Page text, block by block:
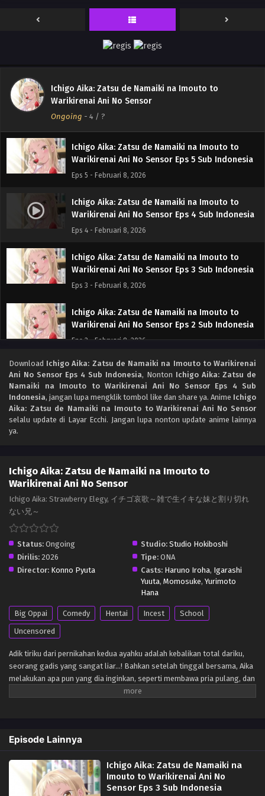
Ichigo Aika: Zatsu de Namaiki na Imouto to
Warikirenai Ani No Sensor
Ongoing - 4 / ?
Indonesia
Eps 8 - April 3, 2026
Warikirenai Ani No Sensor Episode 7 Sub
Ichigo Aika: Zatsu de Namaiki na Imouto to
Warikirenai Ani No Sensor Episode 6 Subtitle
Indonesia
Eps 6 - April 3, 2026
Ichigo Aika: Zatsu de Namaiki na Imouto to
Warikirenai Ani No Sensor Eps 5 Sub Indonesia
Eps 5 - Februari 8, 2026
Ichigo Aika: Zatsu de Namaiki na Imouto to
Warikirenai Ani No Sensor Eps 4 Sub Indonesia
Eps 4 - Februari 8, 2026
Ichigo Aika: Zatsu de Namaiki na Imouto to
Warikirenai Ani No Sensor Eps 3 Sub Indonesia
Eps 3 - Februari 8, 2026
Ichigo Aika: Zatsu de Namaiki na Imouto to
Warikirenai Ani No Sensor Eps 2 Sub Indonesia
Eps 2 - Februari 8, 2026
Ichigo Aika: Zatsu de Namaiki na Imouto to
Warikirenai Ani No Sensor Episode 1 Subtitle
Indonesia
Eps 1 - Januari 6, 2026
Download Ichigo Aika: Zatsu de Namaiki na Imouto to Warikirenai
Ani No Sensor Eps 4 Sub Indonesia, Nonton Ichigo Aika: Zatsu de
Namaiki na Imouto to Warikirenai Ani No Sensor Eps 4 Sub
Indonesia, jangan lupa mengklik tombol like dan share ya. Anime Ichigo
Aika: Zatsu de Namaiki na Imouto to Warikirenai Ani No Sensor
selalu update di Layar Ecchi. Jangan lupa nonton update anime lainnya
ya.
Ichigo Aika: Zatsu de Namaiki na Imouto to
Warikirenai Ani No Sensor
Ichigo Aika: Strawberry Elegy, イチゴ哀歌～雑で生イキな妹と割り切れ
ない兄～
Status: Ongoing Studio: Studio Hokiboshi
Dirilis: 2026 Tipe: ONA
Director: Konno Pyuta Casts: Haruno Iroha, Igarashi
Yuuta, Momosuke, Yurimoto
Hana
Big Oppai Comedy Hentai Incest
School
Uncensored
Adik tiriku dari pernikahan kedua ayahku adalah kebalikan total dariku,
seorang gadis yang sangat liar…! Bahkan setelah tinggal bersama, Aika
melakukan apa pun yang dia inginkan, seperti membawa pria pulang, dan
Kōta sudah muak dengannya. Tapi setelah suatu insiden, dia mulai
Episode Lainnya
Ichigo Aika: Zatsu de Namaiki na
Imouto to Warikirenai Ani No
Sensor Eps 3 Sub Indonesia